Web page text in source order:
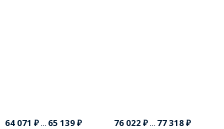
64 071 ₽... 65 139₽ 76 022₽... 77 318₽